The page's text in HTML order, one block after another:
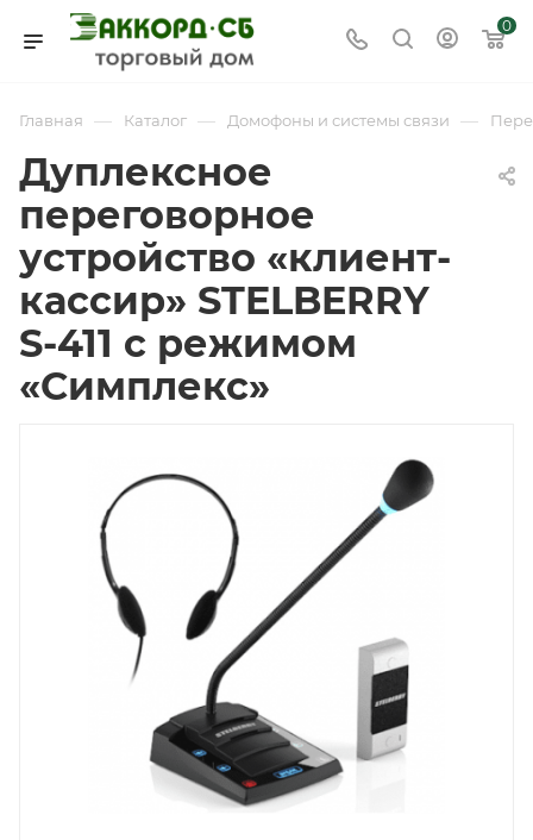
0
Главная — Каталог — Домофоны и системы связи —
Дуплексное
переговорное
устройство «клиент-
кассир» STELBERRY
S-411 с режимом
«Симплекс»